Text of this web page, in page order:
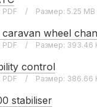
PDF / Размер: 5.25 MB
caravan wheel
PDF / Размер: 393.46
control
PDF / Размер: 386.66
stabiliser